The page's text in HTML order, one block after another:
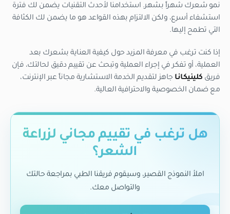
نمو شعرك شهراً بشهر. استخدامنا لأحدث التقنيات يضمن لك فترة
استشفاء أسرع، ولكن الالتزام بهذه القواعد هو ما يضمن لك الكثافة
التي تطمح إليها.
إذا كنت ترغب في معرفة المزيد حول كيفية العناية بشعرك بعد
العملية، أو تفكر في إجراء العملية وتبحث عن تقييم دقيق لحالتك، فإن
فريق كلينيكانا جاهز لتقديم الخدمة الاستشارية مجاناً عبر الإنترنت،
مع ضمان الخصوصية والاحترافية العالية.
هل ترغب في تقييم مجاني لزراعة
الشعر؟
املأ النموذج القصير، وسيقوم فريقنا الطبي بمراجعة حالتك
والتواصل معك.